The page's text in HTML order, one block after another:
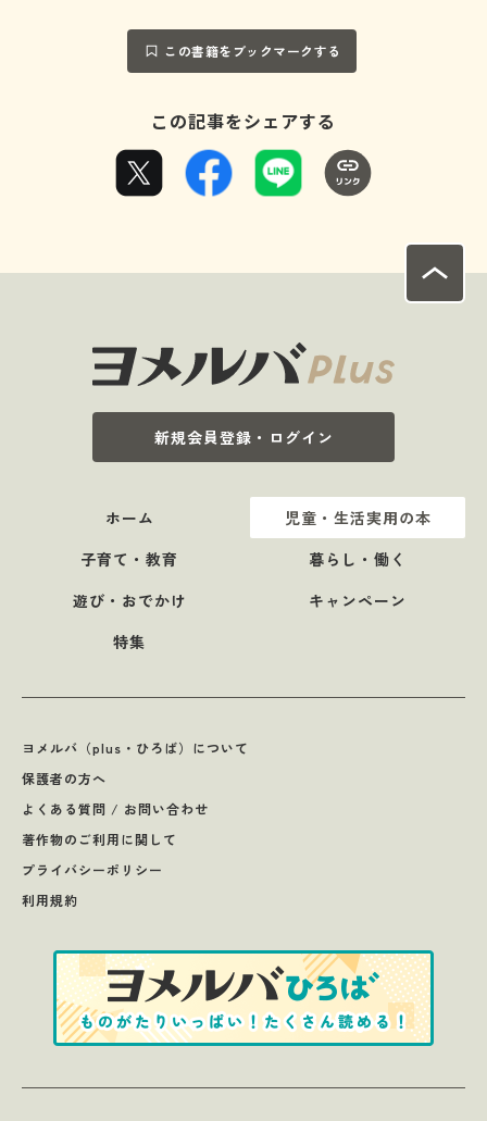
この書籍をブックマークする
この記事をシェアする
新規会員登録・ログイン
ホーム
児童・生活実用の本
子育て・教育
暮らし・働く
遊び・おでかけ
キャンペーン
特集
ヨメルバ（plus・ひろば）について
保護者の方へ
よくある質問 / お問い合わせ
著作物のご利用に関して
プライバシーポリシー
利用規約